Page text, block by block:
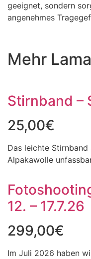
geeignet, sondern
angenehmes
Mehr
Stirnband –
25,00€
Das leichte
Alpakawolle
12. – 17.7.26
299,00€
Im Juli 2026 haben